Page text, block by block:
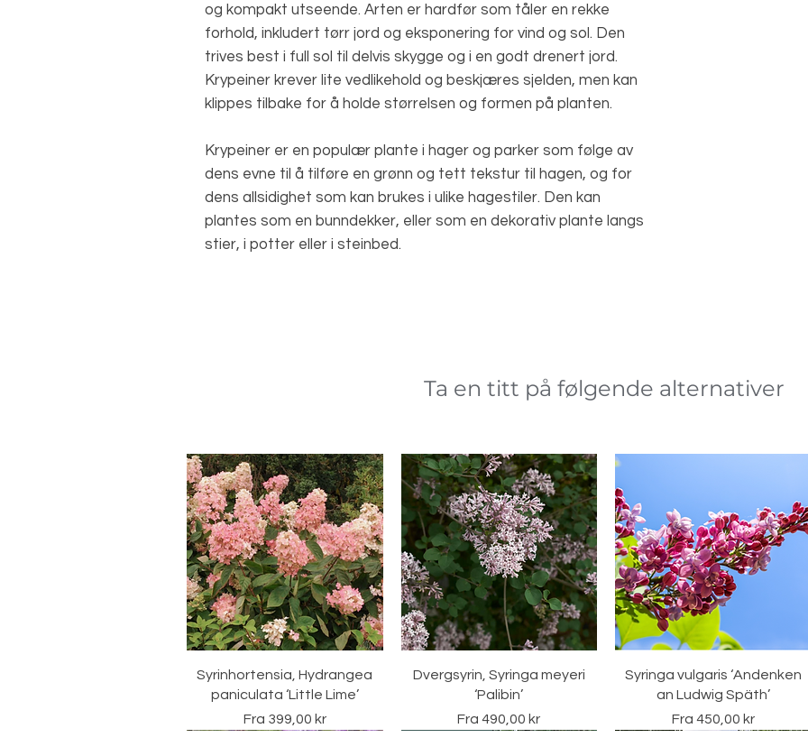
og kompakt utseende. Arten er hardfør som tåler en rekke
forhold, inkludert tørr jord og eksponering for vind og sol. Den
trives best i full sol til delvis skygge og i en godt drenert jord.
Krypeiner krever lite vedlikehold og beskjæres sjelden, men kan
klippes tilbake for å holde størrelsen og formen på planten.
Krypeiner er en populær plante i hager og parker som følge av
dens evne til å tilføre en grønn og tett tekstur til hagen, og for
dens allsidighet som kan brukes i ulike hagestiler. Den kan
plantes som en bunndekker, eller som en dekorativ plante langs
stier, i potter eller i steinbed.
Ta en titt på følgende alternativer
Hurtigvisning
Syrinhortensia, Hydrangea
paniculata ‘Little Lime’
Fra 399,00 kr
Salgspris
Hurtigvisning
Dvergsyrin, Syringa meyeri
‘Palibin’
Fra490,00 kr
Salgspris
Hurtigvisning
Syringa vulgaris ‘Andenken
an Ludwig Späth’
Fra 450,00 kr
Salgspris